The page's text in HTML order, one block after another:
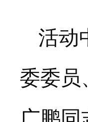
活动
委委员